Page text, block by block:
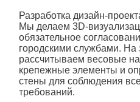
Разработка дизайн-
Мы делаем 3D-
обязательное
городскими службами. На
рассчитываем весовые
крепежные элементы и
стены для соблюдения
требований.